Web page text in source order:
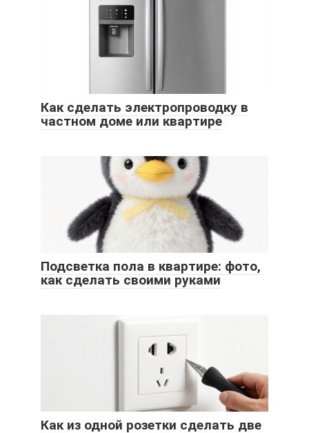
Как сделать электропроводку в
частном доме или квартире
Подсветка пола в квартире: фото,
как сделать своими руками
Как из одной розетки сделать две